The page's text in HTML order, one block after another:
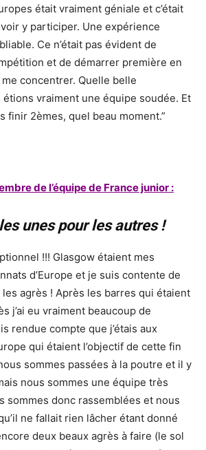
était vraiment géniale et c’était
y participer. Une expérience
Ce n’était pas évident de
et de démarrer première en
me concentrer. Quelle belle
vraiment une équipe soudée. Et
finir 2èmes, quel beau moment.”
de l’équipe de France junior :
unes pour les autres !
!!! Glasgow étaient mes
d’Europe et je suis contente de
les agrès ! Après les barres qui étaient
j’ai eu vraiment beaucoup de
rendue compte que j’étais aux
qui étaient l’objectif de cette fin
sommes passées à la poutre et il y
nous sommes une équipe très
sommes donc rassemblées et nous
ne fallait rien lâcher étant donné
deux beaux agrès à faire (le sol